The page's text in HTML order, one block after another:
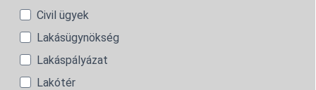
Civil ügyek
Lakásügynökség
Lakáspályázat
Lakótér